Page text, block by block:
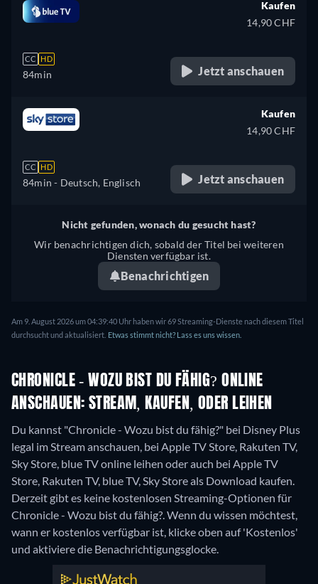
CC HD
84min
Kaufen
14,90 CHF
Jetzt anschauen
CC HD
84min - Deutsch, Englisch
Kaufen
14,90 CHF
Jetzt anschauen
Nicht gefunden, wonach du gesucht hast?
Wir benachrichtigen dich, sobald der Titel bei weiteren
Diensten verfügbar ist.
Benachrichtigen
Am 9. August 2026 um 04:39:40 Uhr haben wir 69 Streaming-Dienste nach diesem Titel
durchsucht und aktualisiert. Etwas stimmt nicht? Lass es uns wissen.
CHRONICLE - WOZU BIST DU FÄHIG? ONLINE
ANSCHAUEN: STREAM, KAUFEN, ODER LEIHEN
Du kannst "Chronicle - Wozu bist du fähig?" bei Disney Plus
legal im Stream anschauen, bei Apple TV Store, Rakuten TV,
Sky Store, blue TV online leihen oder auch bei Apple TV
Store, Rakuten TV, blue TV, Sky Store als Download kaufen.
Derzeit gibt es keine kostenlosen Streaming-Optionen für
Chronicle - Wozu bist du fähig?. Wenn du wissen möchtest,
wann er kostenlos verfügbar ist, klicke oben auf 'Kostenlos'
und aktiviere die Benachrichtigungsglocke.